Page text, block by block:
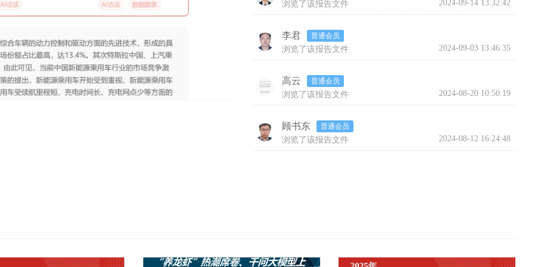
浏览了该报告文件 2024-09-14 13:32:42
李君 普通会员
浏览了该报告文件 2024-09-03 13:46:35
高云 普通会员
浏览了该报告文件 2024-08-20 10:50:19
顾书东 普通会员
浏览了该报告文件 2024-08-12 16:24:48